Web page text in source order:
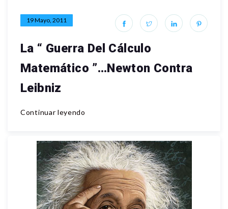
19 Mayo, 2011
La “ Guerra Del Cálculo
Matemático ”…Newton Contra
Leibniz
Continuar leyendo